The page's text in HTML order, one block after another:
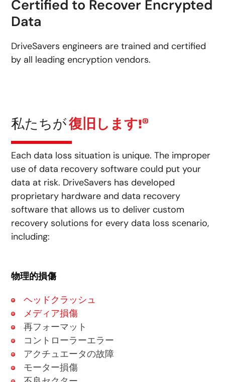
Certified to Recover Encrypted
Data
DriveSavers engineers are trained and certified
by all leading encryption vendors.
私たちが復旧します!®
Each data loss situation is unique. The improper
use of data recovery software could put your
data at risk. DriveSavers has developed
proprietary hardware and data recovery
software that allows us to deliver custom
recovery solutions for every data loss scenario,
including:
物理的損傷
ヘッドクラッシュ
メディア損傷
再フォーマット
コントローラーエラー
アクチュエータの故障
モーター損傷